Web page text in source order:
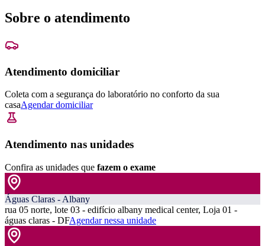
Sobre o atendimento
Atendimento domiciliar
Coleta com a segurança do laboratório no conforto da sua
casaAgendar domiciliar
Atendimento nas unidades
Confira as unidades que fazem o exame
Águas Claras - Albany
rua 05 norte, lote 03 - edifício albany medical center, Loja 01 -
águas claras - DFAgendar nessa unidade